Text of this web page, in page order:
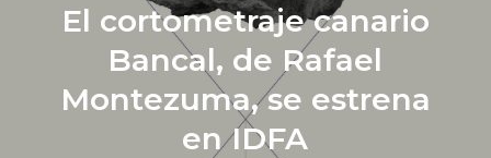
El cortometraje canario
Bancal, de Rafael
Montezuma, se estrena
en IDFA